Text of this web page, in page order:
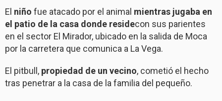
El niño fue atacado por el animal mientras jugaba en
el patio de la casa donde residecon sus parientes
en el sector El Mirador, ubicado en la salida de Moca
por la carretera que comunica a La Vega.
El pitbull, propiedad de un vecino, cometió el hecho
tras penetrar a la casa de la familia del pequeño.